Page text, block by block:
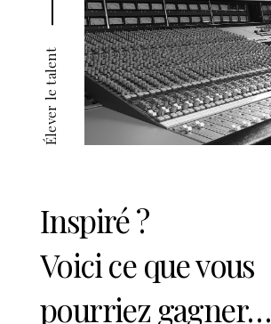
Élever le talent
Inspiré ?
Voici ce que vous
pourriez gagner…